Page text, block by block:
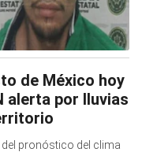
de México hoy
alerta por lluvias
pronóstico del clima